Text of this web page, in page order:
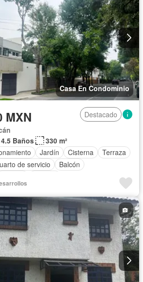
Casa En Condominio
MXN
Destacado
4.5 Baños
330 m²
Jardín Cisterna
Terraza
de servicio
Balcón
Agua
Televisión por cable
Gas natural
con closet
Caseta de vigilancia